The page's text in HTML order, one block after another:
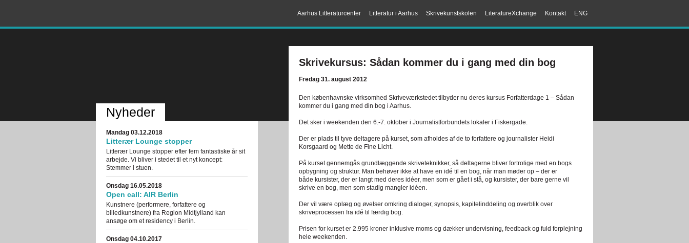
ENG
Kontakt
LiteratureXchange
Skrivekunstskolen
Litteratur i Aarhus
Aarhus Litteraturcenter
Skrivekursus: Sådan kommer du i gang med din bog
Fredag 31. august 2012
Den københavnske virksomhed Skriveværkstedet tilbyder nu deres kursus Forfatterdage 1 – Sådan
kommer du i gang med din bog i Aarhus.
Det sker i weekenden den 6.-7. oktober i Journalistforbundets lokaler i Fiskergade.
Der er plads til tyve deltagere på kurset, som afholdes af de to forfattere og journalister Heidi
Korsgaard og Mette de Fine Licht.
På kurset gennemgås grundlæggende skriveteknikker, så deltagerne bliver fortrolige med en bogs
opbygning og struktur. Man behøver ikke at have en idé til en bog, når man møder op – der er
både kursister, der er langt med deres idéer, men som er gået i stå, og kursister, der bare gerne vil
skrive en bog, men som stadig mangler idéen.
Der vil være oplæg og øvelser omkring dialoger, synopsis, kapitelinddeling og overblik over
skriveprocessen fra idé til færdig bog.
Prisen for kurset er 2.995 kroner inklusive moms og dækker undervisning, feedback og fuld forplejning
hele weekenden.
Nyheder
Mandag 03.12.2018
Litterær Lounge stopper
Litterær Lounge stopper efter fem fantastiske år sit
arbejde. Vi bliver i stedet til et nyt koncept:
Stemmer i stuen.
Onsdag 16.05.2018
Open call: AIR Berlin
Kunstnere (performere, forfattere og
billedkunstnere) fra Region Midtjylland kan
ansøge om et residency i Berlin.
Onsdag 04.10.2017